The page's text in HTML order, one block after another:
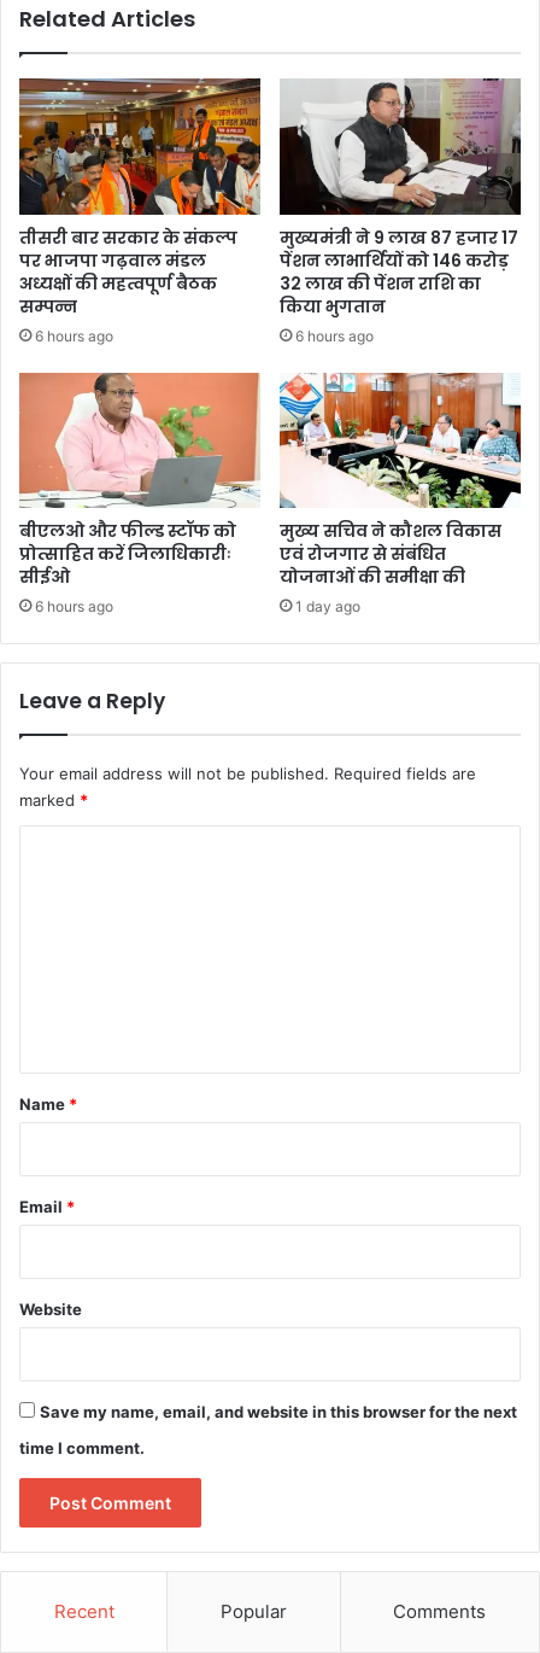
Related Articles
तीसरी बार सरकार के संकल्प
पर भाजपा गढ़वाल मंडल
अध्यक्षों की महत्वपूर्ण बैठक
सम्पन्न
6 hours ago
मुख्यमंत्री ने 9 लाख 87 हजार 17
पेंशन लाभार्थियों को 146 करोड़
32 लाख की पेंशन राशि का
किया भुगतान
6 hours ago
बीएलओ और फील्ड स्टॉफ को
प्रोत्साहित करें जिलाधिकारीः
सीईओ
6 hours ago
मुख्य सचिव ने कौशल विकास
एवं रोजगार से संबंधित
योजनाओं की समीक्षा की
1 day ago
Leave a Reply
Your email address will not be published. Required fields are
marked *
*
Name *
Email *
Website
Save my name, email, and website in this browser for the next
time I comment.
Recent Popular Comments